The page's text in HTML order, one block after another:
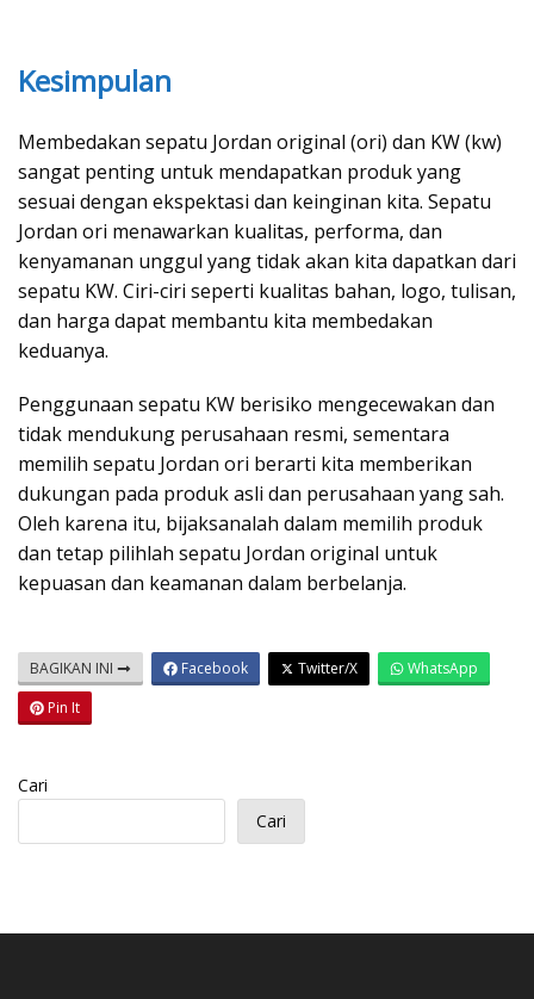
Kesimpulan
Membedakan sepatu Jordan original (ori) dan KW (kw)
sangat penting untuk mendapatkan produk yang
sesuai dengan ekspektasi dan keinginan kita. Sepatu
Jordan ori menawarkan kualitas, performa, dan
kenyamanan unggul yang tidak akan kita dapatkan dari
sepatu KW. Ciri-ciri seperti kualitas bahan, logo, tulisan,
dan harga dapat membantu kita membedakan
keduanya.
Penggunaan sepatu KW berisiko mengecewakan dan
tidak mendukung perusahaan resmi, sementara
memilih sepatu Jordan ori berarti kita memberikan
dukungan pada produk asli dan perusahaan yang sah.
Oleh karena itu, bijaksanalah dalam memilih produk
dan tetap pilihlah sepatu Jordan original untuk
kepuasan dan keamanan dalam berbelanja.
BAGIKAN INI Facebook Twitter/X
WhatsApp
Pin It
Cari
Cari